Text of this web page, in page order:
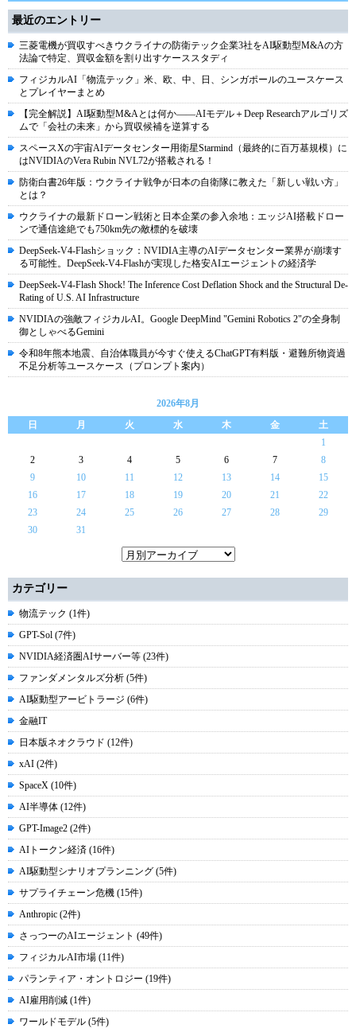
最近のエントリー
三菱電機が買収すべきウクライナの防衛テック企業3社をAI駆動型M&Aの方
法論で特定、買収金額を割り出すケーススタディ
フィジカルAI「物流テック」米、欧、中、日、シンガポールのユースケース
とプレイヤーまとめ
【完全解説】AI駆動型M&Aとは何か――AIモデル＋Deep Researchアルゴリズ
ムで「会社の未来」から買収候補を逆算する
スペースXの宇宙AIデータセンター用衛星Starmind（最終的に百万基規模）に
はNVIDIAのVera Rubin NVL72が搭載される！
防衛白書26年版：ウクライナ戦争が日本の自衛隊に教えた「新しい戦い方」
とは？
ウクライナの最新ドローン戦術と日本企業の参入余地：エッジAI搭載ドロー
ンで通信途絶でも750km先の敵標的を破壊
DeepSeek-V4-Flashショック：NVIDIA主導のAIデータセンター業界が崩壊す
る可能性。DeepSeek-V4-Flashが実現した格安AIエージェントの経済学
DeepSeek-V4-Flash Shock! The Inference Cost Deflation Shock and the Structural De-
Rating of U.S. AI Infrastructure
NVIDIAの強敵フィジカルAI。Google DeepMind "Gemini Robotics 2"の全身制
御としゃべるGemini
令和8年熊本地震、自治体職員が今すぐ使えるChatGPT有料版・避難所物資過
不足分析等ユースケース（プロンプト案内）
2026年8月
日
月 火 水 木 金
土
1
2
3 4 5 6 7
8
9
10 11 12 13 14
15
16
17 18 19 20 21
22
23
24 25 26 27 28
29
30
31
カテゴリー
物流テック (1件)
GPT-Sol (7件)
NVIDIA経済圏AIサーバー等 (23件)
ファンダメンタルズ分析 (5件)
AI駆動型アービトラージ (6件)
金融IT
日本版ネオクラウド (12件)
xAI (2件)
SpaceX (10件)
AI半導体 (12件)
GPT-Image2 (2件)
AIトークン経済 (16件)
AI駆動型シナリオプランニング (5件)
サプライチェーン危機 (15件)
Anthropic (2件)
さっつーのAIエージェント (49件)
フィジカルAI市場 (11件)
パランティア・オントロジー (19件)
AI雇用削減 (1件)
ワールドモデル (5件)